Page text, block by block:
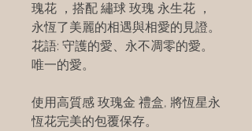
瑰花 ，搭配 繡球 玫瑰 永生花 ，
永恆了美麗的相遇與相愛的見證。
花語: 守護的愛、永不凋零的愛。
唯一的愛。
使用高質感 玫瑰金 禮盒, 將恆星永
恆花完美的包覆保存。